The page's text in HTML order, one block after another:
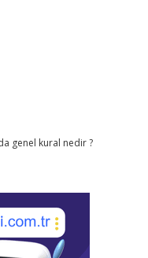
genel kural nedir ?